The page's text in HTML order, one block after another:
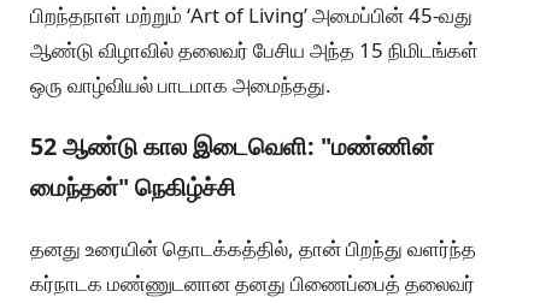
பிறந்தநாள் மற்றும் ‘Art of Living’ அமைப்பின் 45-வது
ஆண்டு விழாவில் தலைவர் பேசிய அந்த 15 நிமிடங்கள்
ஒரு வாழ்வியல் பாடமாக அமைந்தது.
52 ஆண்டு கால இடைவெளி: "மண்ணின்
மைந்தன்" நெகிழ்ச்சி
தனது உரையின் தொடக்கத்தில், தான் பிறந்து வளர்ந்த
கர்நாடக மண்ணுடனான தனது பிணைப்பைத் தலைவர்